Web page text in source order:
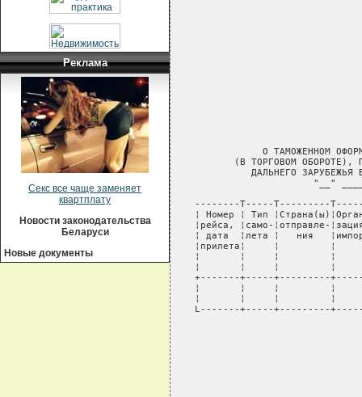
Реклама
Секс все чаще заменяет
квартплату
Новости законодательства
Беларуси
Новые документы
О ТАМОЖЕННОМ
(В ТОРГОВОМ ОБОРОТЕ),
ДАЛЬНЕГО ЗАРУБЕЖЬЯ
"__"
--------T-----T---------
¦ Номер ¦ Тип
¦рейса, ¦само-¦отправле-
¦ дата  ¦лета ¦   ния
¦прилета¦     ¦         ¦
¦       ¦     ¦         ¦
¦       ¦     ¦         ¦
+-------+-----+---------
¦       ¦     ¦         ¦
¦       ¦     ¦         ¦
L-------+-----+---------